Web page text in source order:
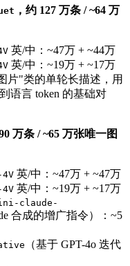
，约 127 万条 / ~64 万
英/中：~47万 + ~44万
英/中：~19万 + ~17万
片"类的单轮长描述，用
语言 token 的基础对
万条 / ~65 万张唯一图
英/中：~47万 + ~47万
英/中：~19万 + ~17万
claude-
合成的增广指令）：~5
（基于 GPT-4o 迭代